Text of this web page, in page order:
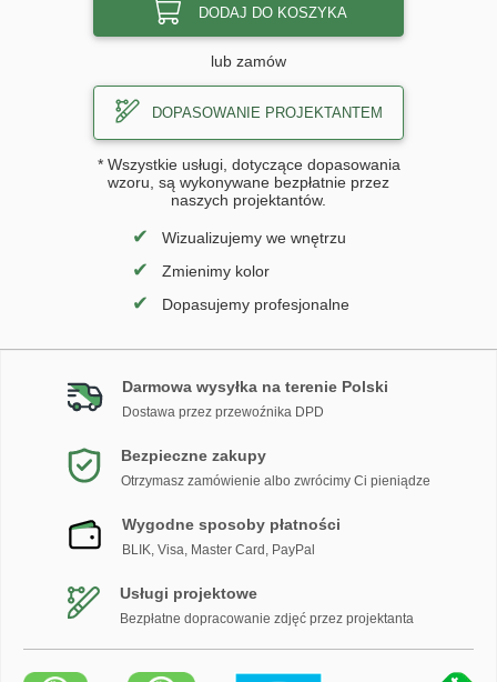
DODAJ DO KOSZYKA
lub zamów
DOPASOWANIE PROJEKTANTEM
* Wszystkie usługi, dotyczące dopasowania
wzoru, są wykonywane bezpłatnie przez
naszych projektantów.
✔ Wizualizujemy we wnętrzu
✔ Zmienimy kolor
✔ Dopasujemy profesjonalne
Darmowa wysyłka na terenie Polski
Dostawa przez przewoźnika DPD
Bezpieczne zakupy
Otrzymasz zamówienie albo zwrócimy Ci pieniądze
Wygodne sposoby płatności
BLIK, Visa, Master Card, PayPal
Usługi projektowe
Bezpłatne dopracowanie zdjęć przez projektanta